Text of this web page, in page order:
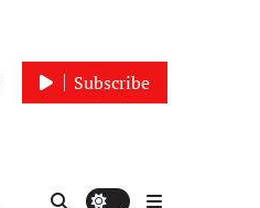
Subscribe